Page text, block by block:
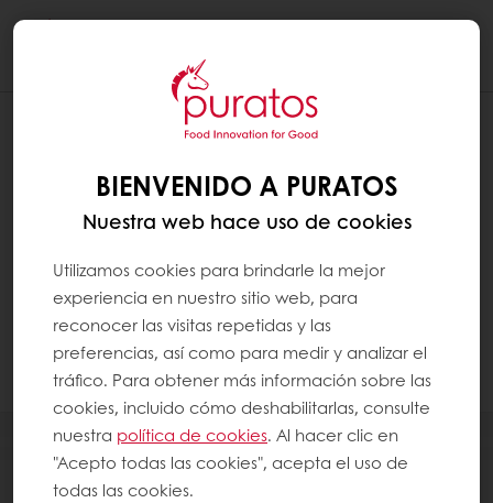
PRODUCTOS
BIENVENIDO A PURATOS
Nuestra web hace uso de cookies
Utilizamos cookies para brindarle la mejor
experiencia en nuestro sitio web, para
reconocer las visitas repetidas y las
preferencias, así como para medir y analizar el
tráfico. Para obtener más información sobre las
cookies, incluido cómo deshabilitarlas, consulte
nuestra política de cookies. Al hacer clic en
"Acepto todas las cookies", acepta el uso de
todas las cookies.